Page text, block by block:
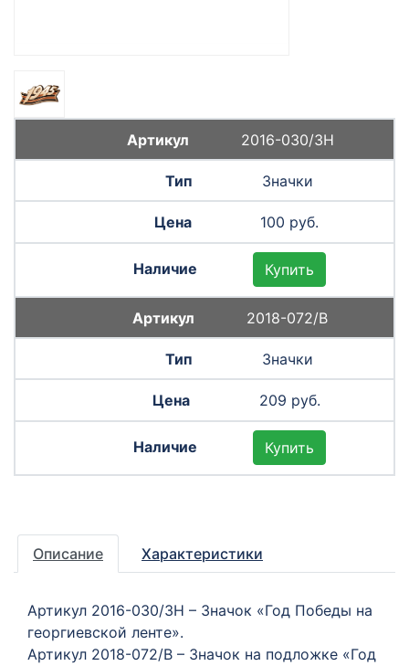
2016-030/ЗН
Значки
100 руб.
Купить
2018-072/В
Значки
209 руб.
Купить
Описание Характеристики
Артикул 2016-030/ЗН – Значок «Год Победы на
георгиевской ленте».
Артикул 2018-072/В – Значок на подложке «Год